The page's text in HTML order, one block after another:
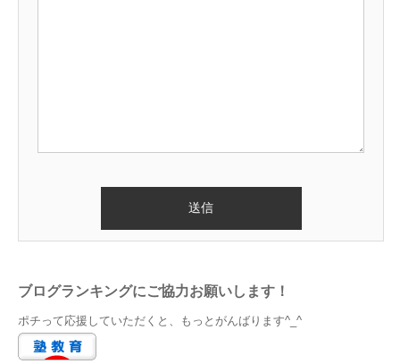
ブログランキングにご協力お願いします！
ポチって応援していただくと、もっとがんばります^_^